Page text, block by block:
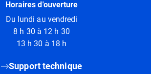
Horaires d'ouverture
Du lundi au vendredi
8 h 30 à 12 h 30
13 h 30 à 18 h
Support technique